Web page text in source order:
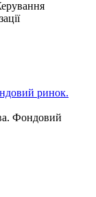
ринок.
Фондовий